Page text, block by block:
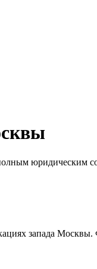
юридическим
запада